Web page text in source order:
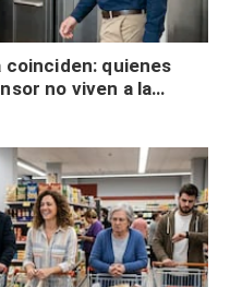
quienes
no viven a la